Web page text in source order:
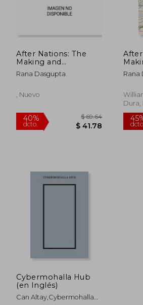
40%
dcto.
After Nations: The
Making and
Unmaking of a World
Order (en Inglés)
Rana Dasgupta
, Nuevo
Rana
Dura,
Cybermohalla Hub
(en Inglés)
Can Altay,cybermohalla